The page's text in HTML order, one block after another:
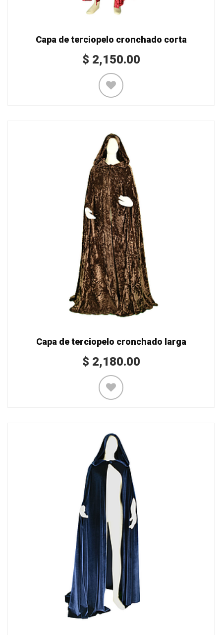
Capa de terciopelo cronchado corta
$ 2,150.00
Capa de terciopelo cronchado larga
$ 2,180.00